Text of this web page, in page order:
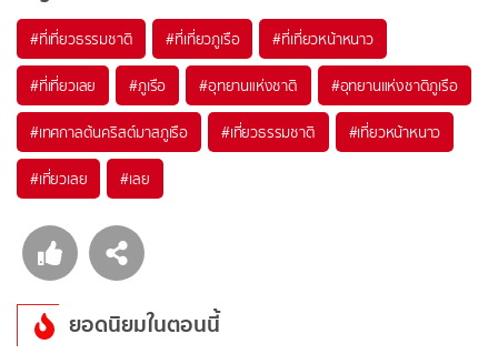
#ที่เที่ยวธรรมชาติ #ที่เที่ยวภูเรือ #ที่เที่ยวหน้าหนาว
#ที่เที่ยวเลย #ภูเรือ #อุทยานแห่งชาติ #อุทยานแห่งชาติภูเรือ
#เทศกาลต้นคริสต์มาสภูเรือ #เที่ยวธรรมชาติ #เที่ยวหน้าหนาว
#เที่ยวเลย #เลย
ยอดนิยมในตอนนี้